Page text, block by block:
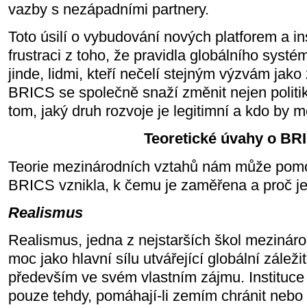
vazby s nezápadními partnery.
Toto úsilí o vybudování nových platforem a
frustraci z toho, že pravidla globálního
jinde, lidmi, kteří nečelí stejným výzvám
BRICS se společně snaží změnit nejen
tom, jaký druh rozvoje je legitimní a kdo by
Teoretické úvahy o
Teorie mezinárodních vztahů nám může
BRICS vznikla, k čemu je zaměřena a proč
Realismus
Realismus, jedna z nejstarších škol
moc jako hlavní sílu utvářející globální
především ve svém vlastním zájmu.
pouze tehdy, pomáhají-li zemím chránit